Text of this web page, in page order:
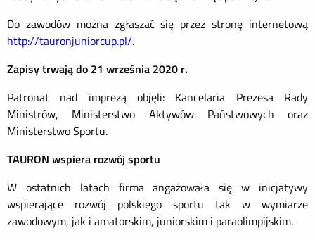
Do zawodów można zgłaszać się przez stronę internetową
http://tauronjuniorcup.pl/.
Zapisy trwają do 21 września 2020 r.
Patronat nad imprezą objęli: Kancelaria Prezesa Rady
Ministrów, Ministerstwo Aktywów Państwowych oraz
Ministerstwo Sportu.
TAURON wspiera rozwój sportu
W ostatnich latach firma angażowała się w inicjatywy
wspierające rozwój polskiego sportu tak w wymiarze
zawodowym, jak i amatorskim, juniorskim i paraolimpijskim.